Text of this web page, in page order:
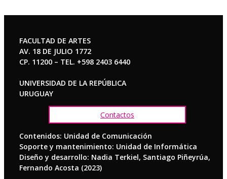
FACULTAD DE ARTES
AV. 18 DE JULIO 1772
CP. 11200 – TEL. +598 2403 6440
UNIVERSIDAD DE LA REPÚBLICA
URUGUAY
Contactos
Contenidos: Unidad de Comunicación
Soporte y mantenimiento: Unidad de Informática
Diseño y desarrollo: Nadia Terkiel, Santiago Piñeyrúa,
Fernando Acosta (2023)